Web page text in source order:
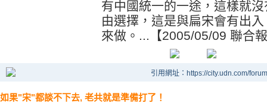
有中國統一的一途，這樣就
由選擇，這是與扁宋會有出
來做。...【2005/05/09 聯合
引用網址：https://city.udn.com/
如果"宋"都談不下去, 老共就是準備打了！